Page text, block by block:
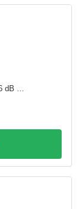
dB ...